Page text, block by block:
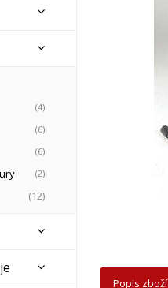
Popis zboží
(4)
(6)
(6)
(2)
(12)